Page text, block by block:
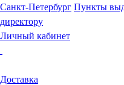
Санкт-Петербург Пункты
директору
Личный кабинет
Доставка